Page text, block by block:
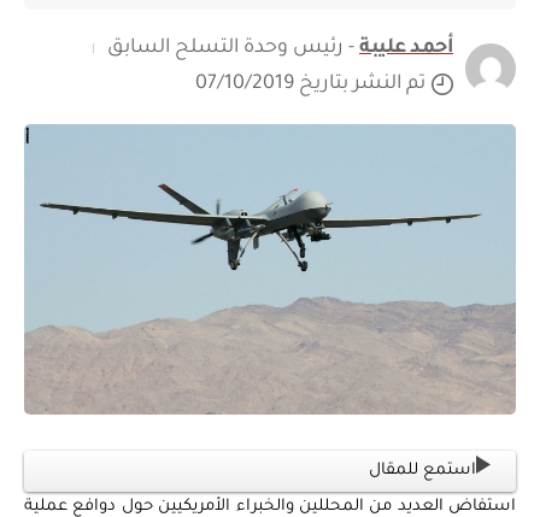
أحمد عليبة- رئيس وحدة التسلح السابق
تم النشر بتاريخ 07/10/2019
استمع للمقال
استفاض العديد من المحللين والخبراء الأمريكيين حول دوافع عملية